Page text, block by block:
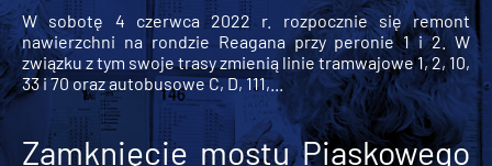
W sobotę 4 czerwca 2022 r. rozpocznie się remont
nawierzchni na rondzie Reagana przy peronie 1 i 2. W
związku z tym swoje trasy zmienią linie tramwajowe 1, 2, 10,
33 i 70 oraz autobusowe C, D, 111,...
Zamknięcie mostu Piaskowego